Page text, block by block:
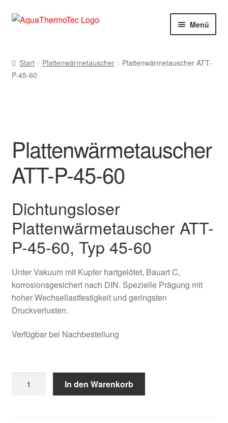
Zur
Zum
Menü
AGB
Cookie-Richtlinie
Datenschutzerklärung
Impressum
Kasse
Warenkorb
Start Plattenwärmetauscher
Plattenwärmetauscher ATT-
P-45-60
Plattenwärmetauscher
ATT-P-45-60
Dichtungsloser
Plattenwärmetauscher ATT-
P-45-60, Typ 45-60
Unter Vakuum mit Kupfer hartgelötet, Bauart C,
korrosionsgesichert nach DIN. Spezielle Prägung mit
hoher Wechsellastfestigkeit und geringsten
Druckverlusten.
Verfügbar bei Nachbestellung
PlattenwärmetauscherIn den Warenkorb